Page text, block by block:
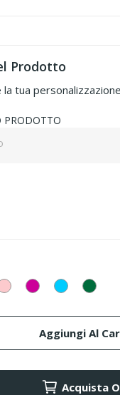
Prodotto
la tua
PRODOTTO
Rosa FucsiaTurchese
Aggiungi Al
Acquista